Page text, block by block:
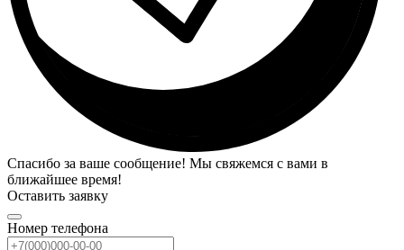
Спасибо за ваше сообщение! Мы свяжемся с вами в
ближайшее время!
Оставить заявку
Номер телефона